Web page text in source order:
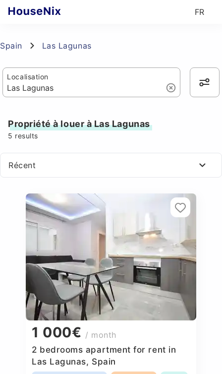
FR
Spain Las Lagunas
Localisation
Propriété à louer à Las Lagunas
5 results
Récent
1 000€ / month
2 bedrooms apartment for rent in
Las Lagunas, Spain